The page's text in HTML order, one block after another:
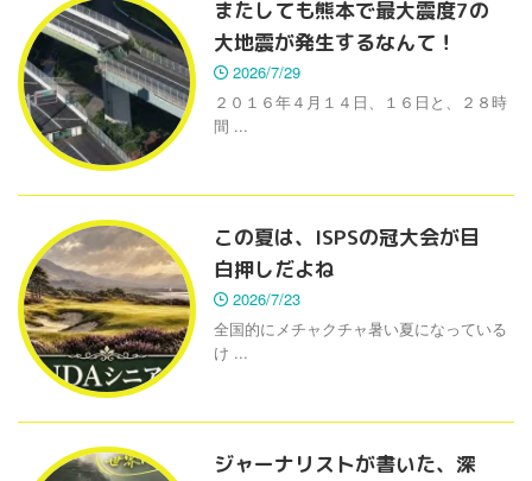
またしても熊本で最大震度7の
大地震が発生するなんて！
2026/7/29
２０１６年４月１４日、１６日と、２８時
間 ...
この夏は、ISPSの冠大会が目
白押しだよね
2026/7/23
全国的にメチャクチャ暑い夏になっている
け ...
ジャーナリストが書いた、深